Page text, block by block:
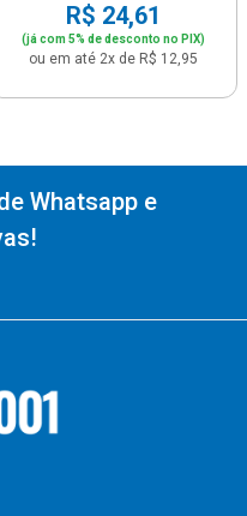
R$ 24,61
(já com 5% de desconto no PIX)
ou em até 2x de R$ 12,95
Whatsapp e